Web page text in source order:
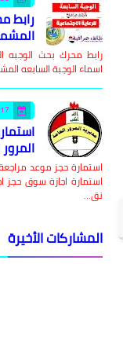
رابط
رابط محرك بحث الوجبه
اسماء الوجبة السابعه
17 ديسمبر 2020
استمارة حجز موعد
استمارة اجازة سوق
نق…
المشاركات الأخيرة